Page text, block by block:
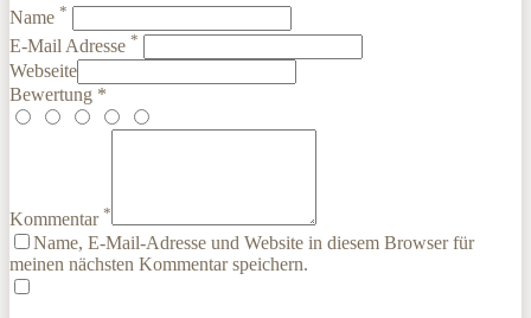
Name *
E-Mail Adresse *
Webseite
Bewertung *
Kommentar *
Name, E-Mail-Adresse und Website in diesem Browser für
meinen nächsten Kommentar speichern.